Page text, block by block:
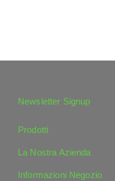
Newsletter Signup
Prodotti
La Nostra Azienda
Informazioni Negozio